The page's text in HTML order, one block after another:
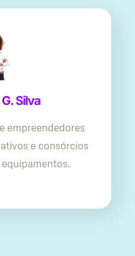
Silva
empreendedores
e consórcios